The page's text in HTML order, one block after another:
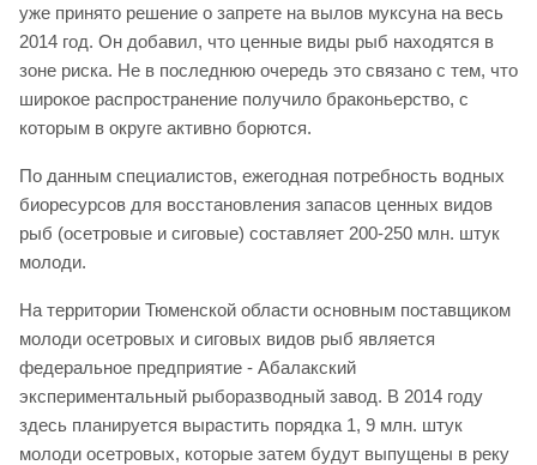
уже принято решение о запрете на вылов муксуна на весь
2014 год. Он добавил, что ценные виды рыб находятся в
зоне риска. Не в последнюю очередь это связано с тем, что
широкое распространение получило браконьерство, с
которым в округе активно борются.
По данным специалистов, ежегодная потребность водных
биоресурсов для восстановления запасов ценных видов
рыб (осетровые и сиговые) составляет 200-250 млн. штук
молоди.
На территории Тюменской области основным поставщиком
молоди осетровых и сиговых видов рыб является
федеральное предприятие - Абалакский
экспериментальный рыборазводный завод. В 2014 году
здесь планируется вырастить порядка 1, 9 млн. штук
молоди осетровых, которые затем будут выпущены в реку